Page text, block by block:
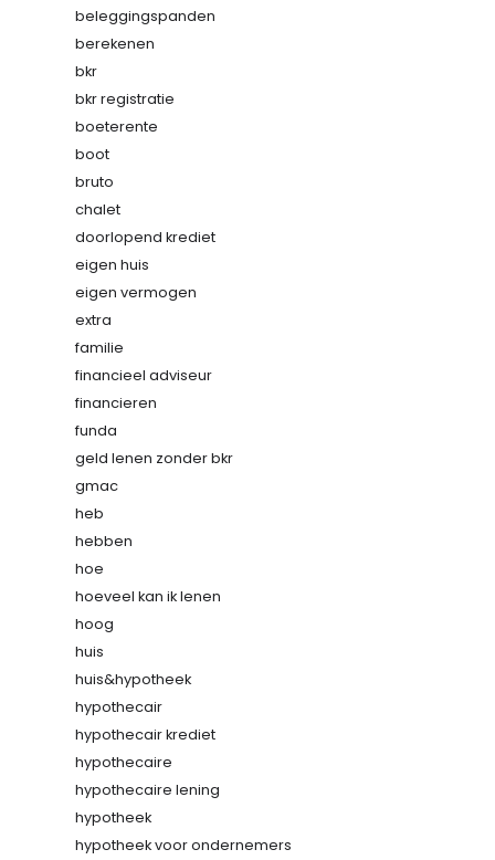
beleggingspanden
berekenen
bkr
bkr registratie
boeterente
boot
bruto
chalet
doorlopend krediet
eigen huis
eigen vermogen
extra
familie
financieel adviseur
financieren
funda
geld lenen zonder bkr
gmac
heb
hebben
hoe
hoeveel kan ik lenen
hoog
huis
huis&hypotheek
hypothecair
hypothecair krediet
hypothecaire
hypothecaire lening
hypotheek
hypotheek voor ondernemers